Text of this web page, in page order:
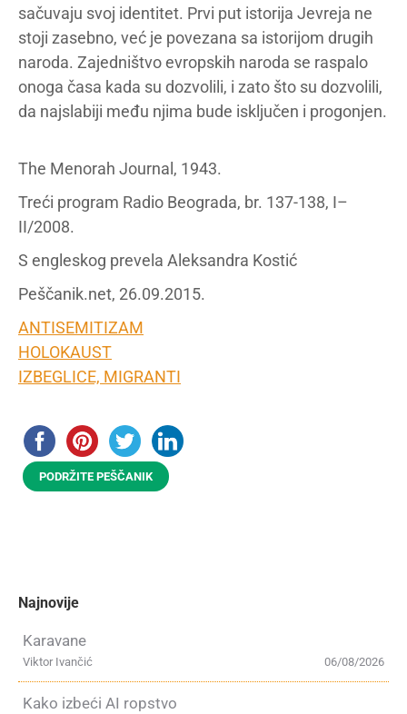
sačuvaju svoj identitet. Prvi put istorija Jevreja ne
stoji zasebno, već je povezana sa istorijom drugih
naroda. Zajedništvo evropskih naroda se raspalo
onoga časa kada su dozvolili, i zato što su dozvolili,
da najslabiji među njima bude isključen i progonjen.
The Menorah Journal, 1943.
Treći program Radio Beograda, br. 137-138, I–
II/2008.
S engleskog prevela Aleksandra Kostić
Peščanik.net, 26.09.2015.
ANTISEMITIZAM
HOLOKAUST
IZBEGLICE, MIGRANTI
PODRŽITE PEŠČANIK
Najnovije
Karavane
06/08/2026
Viktor Ivančić
Kako izbeći AI ropstvo